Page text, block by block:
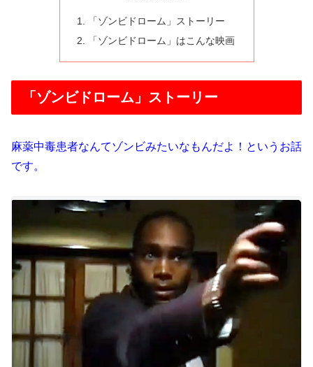
「ゾンビドローム」ストーリー
「ゾンビドローム」はこんな映画
「ゾンビドローム」ストーリー
麻薬中毒患者なんてゾンビみたいなもんだよ！というお話
です。